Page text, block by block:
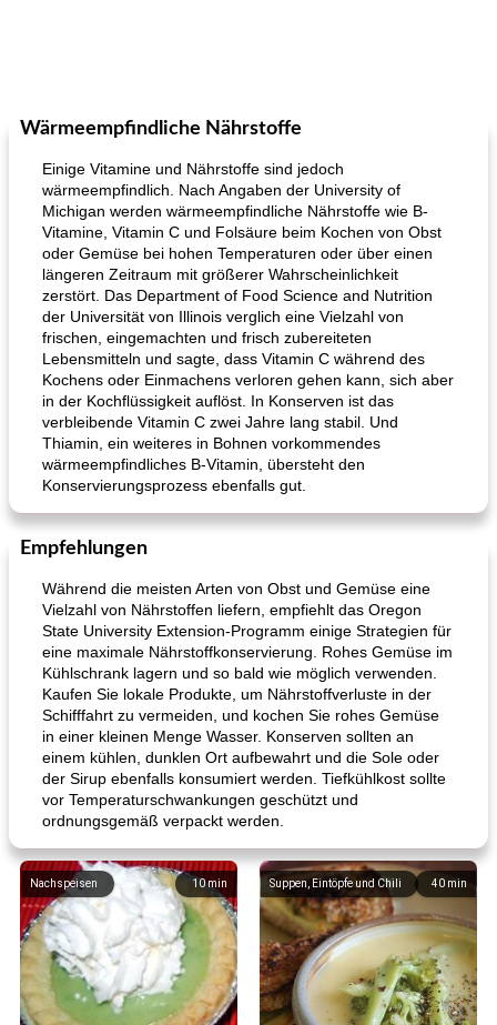
Wärmeempfindliche Nährstoffe
Einige Vitamine und Nährstoffe sind jedoch
wärmeempfindlich. Nach Angaben der University of
Michigan werden wärmeempfindliche Nährstoffe wie B-
Vitamine, Vitamin C und Folsäure beim Kochen von Obst
oder Gemüse bei hohen Temperaturen oder über einen
längeren Zeitraum mit größerer Wahrscheinlichkeit
zerstört. Das Department of Food Science and Nutrition
der Universität von Illinois verglich eine Vielzahl von
frischen, eingemachten und frisch zubereiteten
Lebensmitteln und sagte, dass Vitamin C während des
Kochens oder Einmachens verloren gehen kann, sich aber
in der Kochflüssigkeit auflöst. In Konserven ist das
verbleibende Vitamin C zwei Jahre lang stabil. Und
Thiamin, ein weiteres in Bohnen vorkommendes
wärmeempfindliches B-Vitamin, übersteht den
Konservierungsprozess ebenfalls gut.
Empfehlungen
Während die meisten Arten von Obst und Gemüse eine
Vielzahl von Nährstoffen liefern, empfiehlt das Oregon
State University Extension-Programm einige Strategien für
eine maximale Nährstoffkonservierung. Rohes Gemüse im
Kühlschrank lagern und so bald wie möglich verwenden.
Kaufen Sie lokale Produkte, um Nährstoffverluste in der
Schifffahrt zu vermeiden, und kochen Sie rohes Gemüse
in einer kleinen Menge Wasser. Konserven sollten an
einem kühlen, dunklen Ort aufbewahrt und die Sole oder
der Sirup ebenfalls konsumiert werden. Tiefkühlkost sollte
vor Temperaturschwankungen geschützt und
ordnungsgemäß verpackt werden.
10min
Nachspeisen 40 min
Suppen, Eintöpfe und Chili